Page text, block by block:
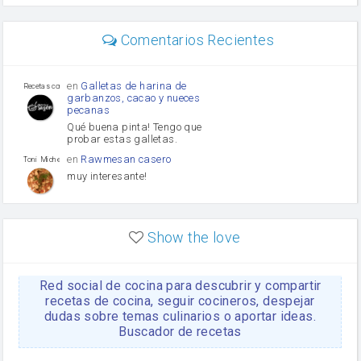
Comentarios Recientes
Recetas con sazon
en Galletas de harina de
garbanzos, cacao y nueces
pecanas
Qué buena pinta! Tengo que
probar estas galletas.
Toni Michel Caubet
en Rawmesan casero
muy interesante!
enLasaña casera fácil y
HOJALDROSA TV
enGachas de la abuela
Rosa
https://youtu.be/Mz69gcVO3sI
Rosa enReceta Del Bizcocho
Show the love
Red social de cocina para descubrir y compartir
recetas de cocina, seguir cocineros, despejar
dudas sobre temas culinarios o aportar ideas.
Buscador de recetas